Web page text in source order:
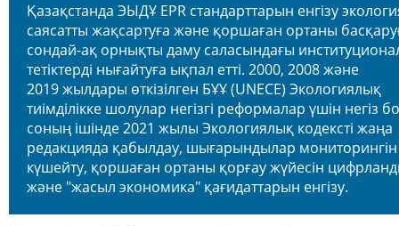
Қазақстанда ЭЫДҰ EPR стандарттарын енгізу
саясатты жақсартуға және қоршаған ортаны
сондай-ақ орнықты даму саласындағы
тетіктерді нығайтуға ықпал етті. 2000, 2008 және
2019 жылдары өткізілген БҰҰ (UNECE) Экологиялық
тиімділікке шолулар негізгі реформалар үшін негіз
соның ішінде 2021 жылы Экологиялық кодексті жаңа
редакцияда қабылдау, шығарындылар мониторингін
күшейту, қоршаған ортаны қорғау жүйесін
және "жасыл экономика" қағидаттарын енгізу.